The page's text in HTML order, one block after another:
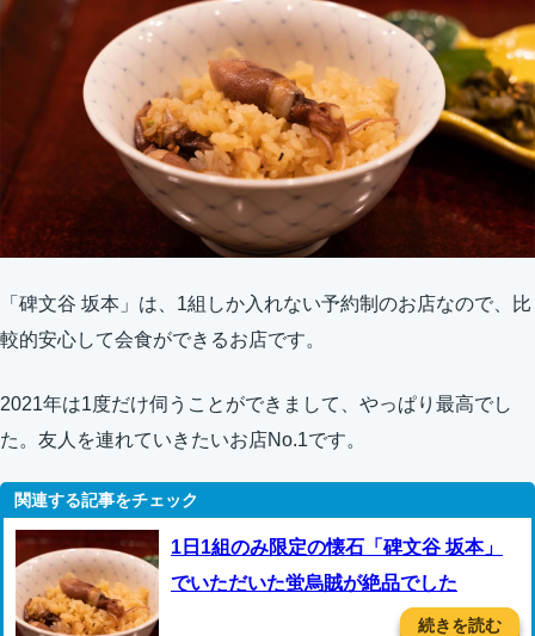
「碑文谷 坂本」は、1組しか入れない予約制のお店なので、比
較的安心して会食ができるお店です。
2021年は1度だけ伺うことができまして、やっぱり最高でし
た。友人を連れていきたいお店No.1です。
1日1組のみ限定の懐石「碑文谷 坂本」
でいただいた蛍烏賊が絶品でした
続きを読む